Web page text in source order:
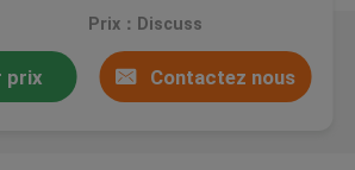
Prix：Discuss
prix Contactez nous